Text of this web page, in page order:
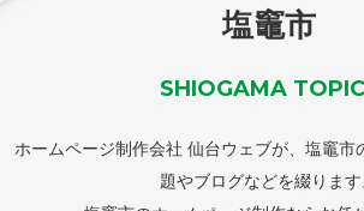
塩竈市
SHIOGAMA
ホームページ制作会社 仙台ウェブが、塩竈市
題やブログなどを綴ります